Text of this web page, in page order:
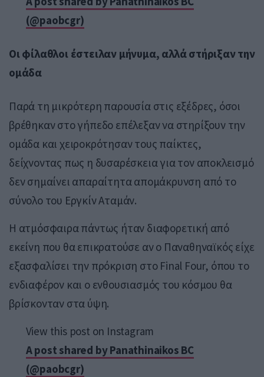
(@paobcgr)
Οι φίλαθλοι έστειλαν μήνυμα, αλλά στήριξαν την
ομάδα
Παρά τη μικρότερη παρουσία στις εξέδρες, όσοι
βρέθηκαν στο γήπεδο επέλεξαν να στηρίξουν την
ομάδα και χειροκρότησαν τους παίκτες,
δείχνοντας πως η δυσαρέσκεια για τον αποκλεισμό
δεν σημαίνει απαραίτητα απομάκρυνση από το
σύνολο του Εργκίν Αταμάν.
Η ατμόσφαιρα πάντως ήταν διαφορετική από
εκείνη που θα επικρατούσε αν ο Παναθηναϊκός είχε
εξασφαλίσει την πρόκριση στο Final Four, όπου το
ενδιαφέρον και ο ενθουσιασμός του κόσμου θα
βρίσκονταν στα ύψη.
View this post on Instagram
A post shared by Panathinaikos BC
(@paobcgr)